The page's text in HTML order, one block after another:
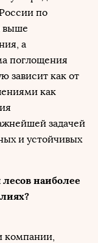
по
выше
а
поглощения
зависит как от
как
задачей
и устойчивых
наиболее
компании,